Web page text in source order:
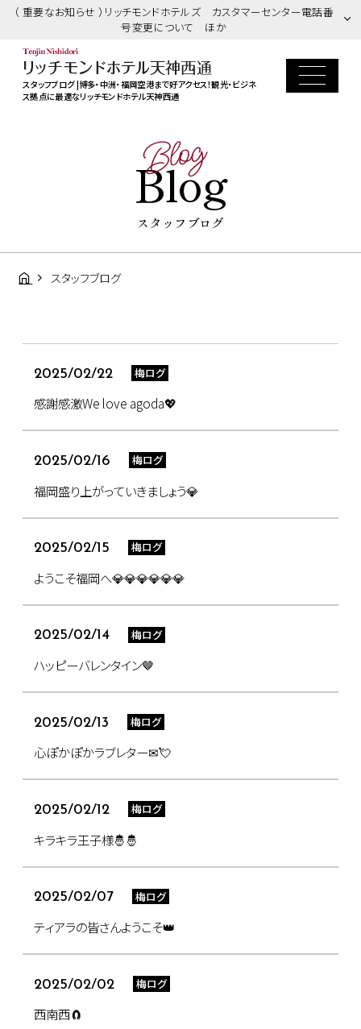
（ 重要なお知らせ ）リッチモンドホテルズ カスタマーセンター電話番
号変更について ほか
スタッフブログ |博多・中洲・福岡空港まで好アクセス！観光・ビジネ
ス拠点に最適なリッチモンドホテル天神西通
Blog
Blog
スタッフブログ
スタッフブログ
2025/02/22 梅ログ
感謝感激We love agoda💖
2025/02/16 梅ログ
福岡盛り上がっていきましょう💎
2025/02/15 梅ログ
ようこそ福岡へ💎💎💎💎💎💎
2025/02/14 梅ログ
ハッピーバレンタイン🤎
2025/02/13 梅ログ
心ぽかぽかラブレター✉💘
2025/02/12 梅ログ
キラキラ王子様🤴🤴
2025/02/07 梅ログ
ティアラの皆さんようこそ👑
2025/02/02 梅ログ
西南西🧲